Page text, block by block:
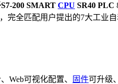
200 SMART CPU SR40 PLC
完全匹配用户提出的7大工业
Web可视化配置、 固件可升级